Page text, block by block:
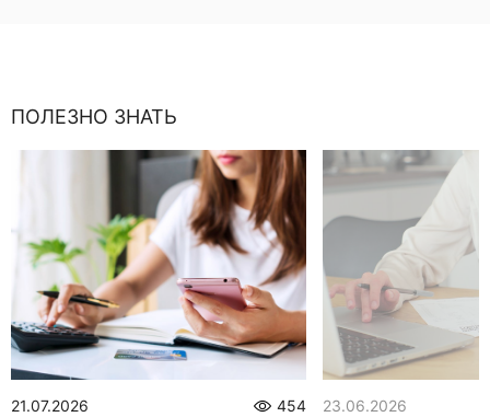
ПОЛЕЗНО ЗНАТЬ
21.07.2026 454 23.06.2026